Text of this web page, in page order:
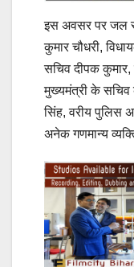
इस अवसर पर जल
कुमार चौधरी,
सचिव दीपक
मुख्यमंत्री के सचिव
सिंह, वरीय पुलिस
अनेक गणमान्य